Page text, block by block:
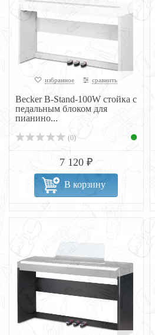
избранное сравнить
Becker B-Stand-100W стойка с
педальным блоком для
пианино...
(0)
7 120 ₽
В корзину